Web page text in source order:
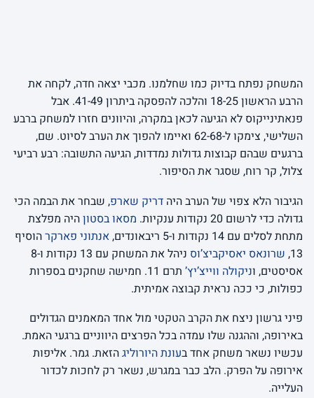
המשחק נפתח בדיוק כמו שחלמנו. מכבי יצאה חדה, לקחה את
הרבע הראשון 18-25 והלכה להפסקה ביתרון 41-49. אבל
פנאתינייקוס לא הגיעה לכאן במקרה, והיוונים חזרו למשחק ברבע
השלישי, צימקו ל-62-68 ואיימו להפוך את הערב לסיוט. שם,
ברגעים שבהם קבוצות גדולות נמדדות, הגיעה התשובה: רבע רביעי
צלול, קר רוח, שסגר את הסיפור.
הגיבור הלא צפוי של הערב היה דריק שארפ, שבחר את הבמה הכי
גדולה כדי לרשום 20 נקודות ענקיות.
מסאו בסטוןהיה מפלצת
מתחת לסלים עם 14 נקודות ו-5 ריבאונדים,
אנתוני פארקרהוסיף
13, שרונאס יאסיקביצ’וס
ניהל את המשחק עם 13 נקודות ו-8
אסיסטים, וניקולה ווייצ’יץ’
תרם 11. חמישה שחקנים בספרות
כפולות, כי ככה נראית קבוצה אמיתית.
פיני גרשון ניצח את הקרב הטקטי מול אחד המאמנים הגדולים
באירופה, וההגנה שלו עמדה בכל הפרצים היווניים ברגעי האמת.
עכשיו נשאר משחק אחד בעונת היורוליגהזאת. גמר. אליפות
אירופה על הפרק. הלב כבר במגרש, נשאר רק לחכות לכדור
העלייה.